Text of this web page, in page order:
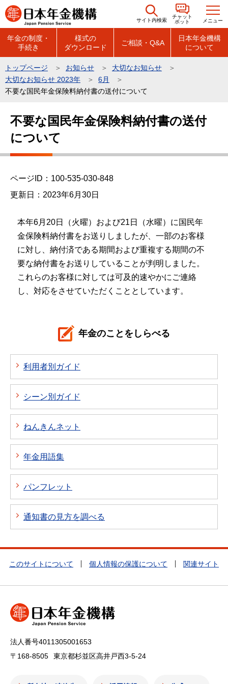
こ
の
先
サイト内検索
チャット
ボット
メニュー
年金の制度・
手続き
様式の
ダウンロード
ご相談・Q&A
日本年金機構
について
トップページ お知らせ
大切なお知らせ
大切なお知らせ 2023年
6月
不要な国民年金保険料納付書の送付について
不要な国民年金保険料納付書の送付
について
ページID：100-535-030-848
更新日：2023年6月30日
本年6月20日（火曜）および21日（水曜）に国民年
金保険料納付書をお送りしましたが、一部のお客様
に対し、納付済である期間および重複する期間の不
要な納付書をお送りしていることが判明しました。
これらのお客様に対しては可及的速やかにご連絡
し、対応をさせていただくこととしています。
年金のことをしらべる
利用者別ガイド
シーン別ガイド
ねんきんネット
年金用語集
パンフレット
通知書の見方を調べる
このサイトについて 個人情報の保護について 関連サイト
法人番号4011305001653
〒168-8505
東京都杉並区高井戸西3-5-24